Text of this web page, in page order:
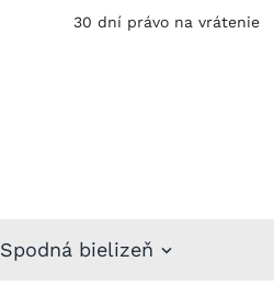
30 dní právo na vrátenie
Spodná bielizeň